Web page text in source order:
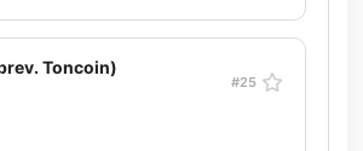
Toncoin)
#25